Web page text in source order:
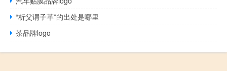
“析父谓子革”的出处是哪里
茶品牌logo